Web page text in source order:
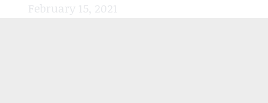
February 15, 2021